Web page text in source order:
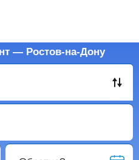
— Ростов-на-Дону